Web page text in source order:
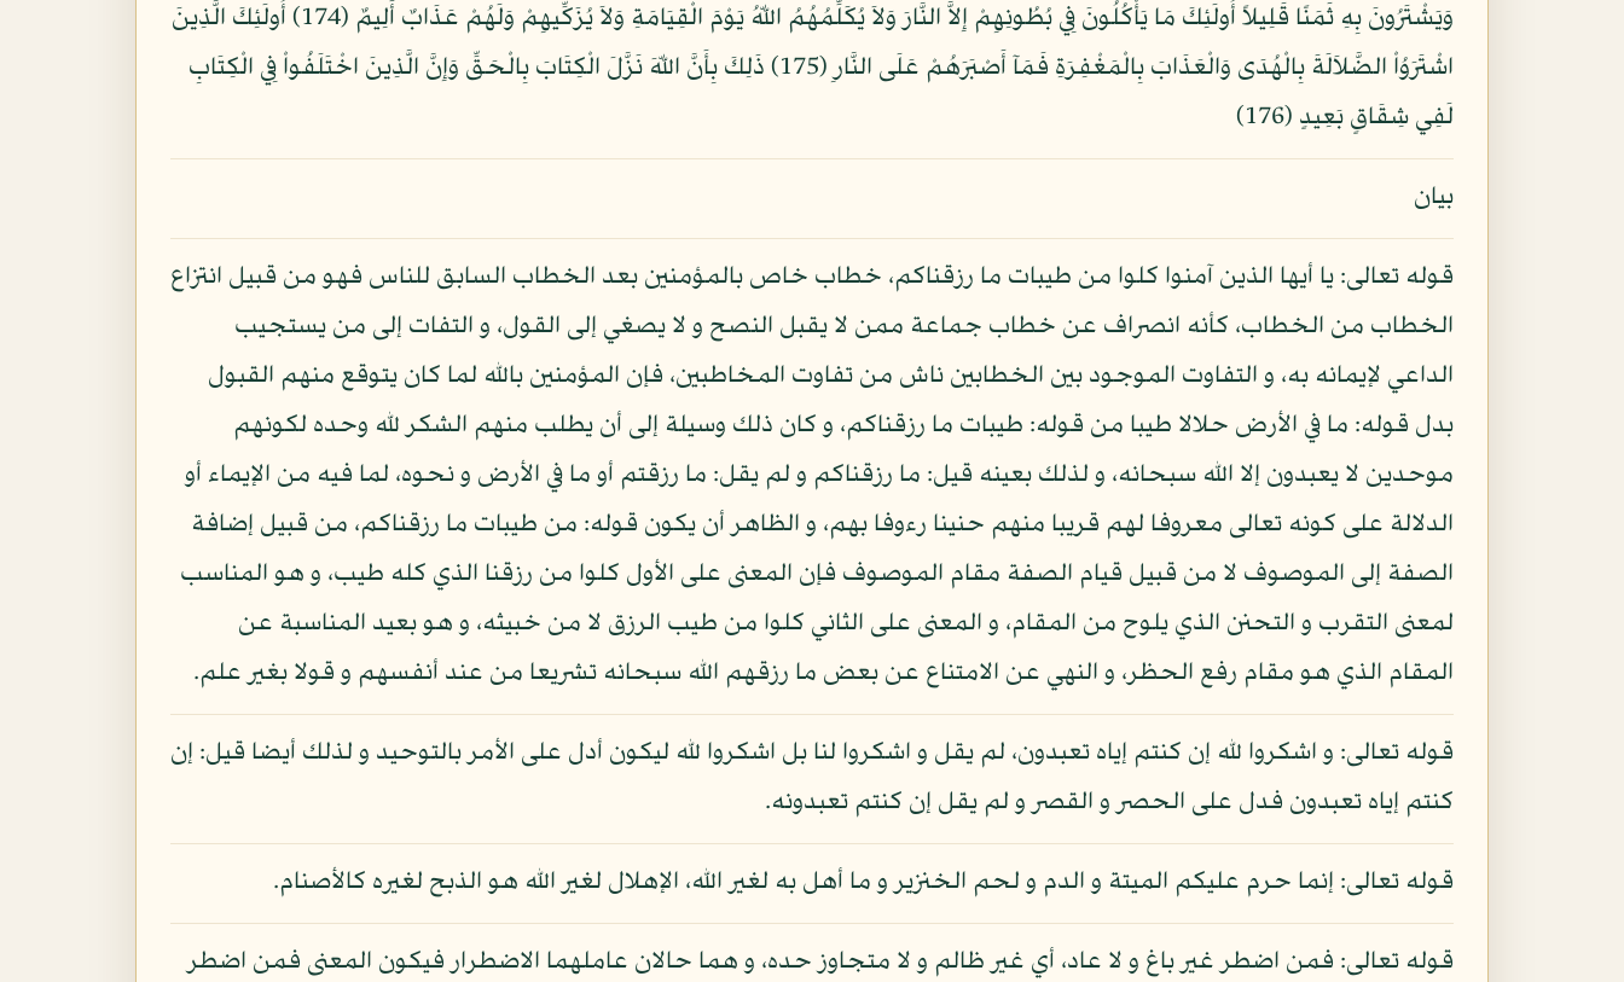
وَيَشْتَرُونَ بِهِ ثَمَنًا قَلِيلاً أُولَئِكَ مَا يَأْكُلُونَ فِي بُطُونِهِمْ إِلاَّ النَّارَ وَلاَ يُكَلِّمُهُمُ اللّهُ يَوْمَ الْقِيَامَةِ وَلاَ يُزَكِّيهِمْ وَلَهُمْ عَذَابٌ أَلِيمٌ (174) أُولَئِكَ الَّذِينَ
اشْتَرَوُاْ الضَّلاَلَةَ بِالْهُدَى وَالْعَذَابَ بِالْمَغْفِرَةِ فَمَآ أَصْبَرَهُمْ عَلَى النَّارِ (175) ذَلِكَ بِأَنَّ اللّهَ نَزَّلَ الْكِتَابَ بِالْحَقِّ وَإِنَّ الَّذِينَ اخْتَلَفُواْ فِي الْكِتَابِ
لَفِي شِقَاقٍ بَعِيدٍ (176)
بيان
قوله تعالى: يا أيها الذين آمنوا كلوا من طيبات ما رزقناكم، خطاب خاص بالمؤمنين بعد الخطاب السابق للناس فهو من قبيل انتزاع
الخطاب من الخطاب، كأنه انصراف عن خطاب جماعة ممن لا يقبل النصح و لا يصغي إلى القول، و التفات إلى من يستجيب
الداعي لإيمانه به، و التفاوت الموجود بين الخطابين ناش من تفاوت المخاطبين، فإن المؤمنين بالله لما كان يتوقع منهم القبول
بدل قوله: ما في الأرض حلالا طيبا من قوله: طيبات ما رزقناكم، و كان ذلك وسيلة إلى أن يطلب منهم الشكر لله وحده لكونهم
موحدين لا يعبدون إلا الله سبحانه، و لذلك بعينه قيل: ما رزقناكم و لم يقل: ما رزقتم أو ما في الأرض و نحوه، لما فيه من الإيماء أو
الدلالة على كونه تعالى معروفا لهم قريبا منهم حنينا رءوفا بهم، و الظاهر أن يكون قوله: من طيبات ما رزقناكم، من قبيل إضافة
الصفة إلى الموصوف لا من قبيل قيام الصفة مقام الموصوف فإن المعنى على الأول كلوا من رزقنا الذي كله طيب، و هو المناسب
لمعنى التقرب و التحنن الذي يلوح من المقام، و المعنى على الثاني كلوا من طيب الرزق لا من خبيثه، و هو بعيد المناسبة عن
المقام الذي هو مقام رفع الحظر، و النهي عن الامتناع عن بعض ما رزقهم الله سبحانه تشريعا من عند أنفسهم و قولا بغير علم.
قوله تعالى: و اشكروا لله إن كنتم إياه تعبدون، لم يقل و اشكروا لنا بل اشكروا لله ليكون أدل على الأمر بالتوحيد و لذلك أيضا قيل: إن
كنتم إياه تعبدون فدل على الحصر و القصر و لم يقل إن كنتم تعبدونه.
قوله تعالى: إنما حرم عليكم الميتة و الدم و لحم الخنزير و ما أهل به لغير الله، الإهلال لغير الله هو الذبح لغيره كالأصنام.
قوله تعالى: فمن اضطر غير باغ و لا عاد، أي غير ظالم و لا متجاوز حده، و هما حالان عاملهما الاضطرار فيكون المعنى فمن اضطر